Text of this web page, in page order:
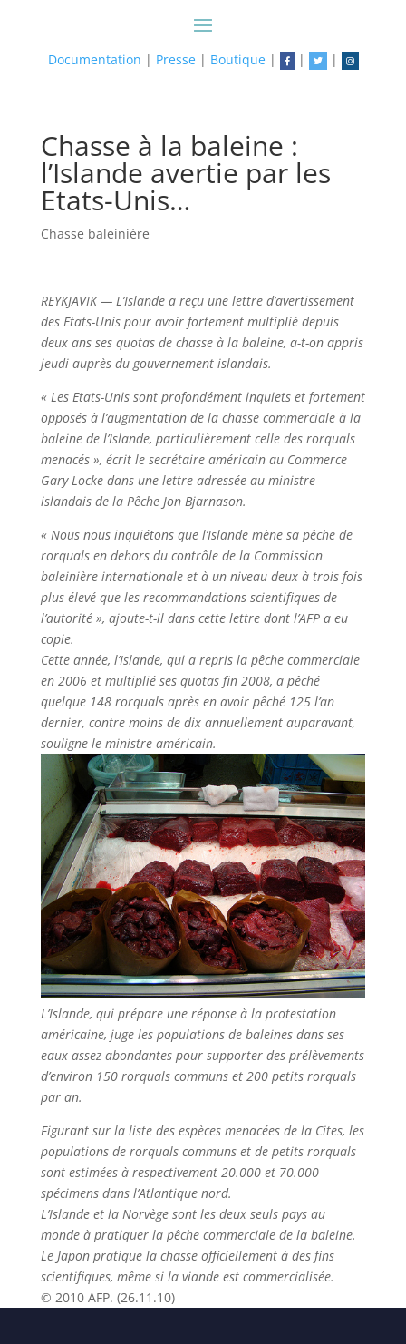
Documentation | Presse| Boutique| | |
Chasse à la baleine :
l’Islande avertie par les
Etats-Unis…
Chasse baleinière
REYKJAVIK — L’Islande a reçu une lettre d’avertissement
des Etats-Unis pour avoir fortement multiplié depuis
deux ans ses quotas de chasse à la baleine, a-t-on appris
jeudi auprès du gouvernement islandais.
« Les Etats-Unis sont profondément inquiets et fortement
opposés à l’augmentation de la chasse commerciale à la
baleine de l’Islande, particulièrement celle des rorquals
menacés », écrit le secrétaire américain au Commerce
Gary Locke dans une lettre adressée au ministre
islandais de la Pêche Jon Bjarnason.
« Nous nous inquiétons que l’Islande mène sa pêche de
rorquals en dehors du contrôle de la Commission
baleinière internationale et à un niveau deux à trois fois
plus élevé que les recommandations scientifiques de
l’autorité », ajoute-t-il dans cette lettre dont l’AFP a eu
copie.
Cette année, l’Islande, qui a repris la pêche commerciale
en 2006 et multiplié ses quotas fin 2008, a pêché
quelque 148 rorquals après en avoir pêché 125 l’an
dernier, contre moins de dix annuellement auparavant,
souligne le ministre américain.
L’Islande, qui prépare une réponse à la protestation
américaine, juge les populations de baleines dans ses
eaux assez abondantes pour supporter des prélèvements
d’environ 150 rorquals communs et 200 petits rorquals
par an.
Figurant sur la liste des espèces menacées de la Cites, les
populations de rorquals communs et de petits rorquals
sont estimées à respectivement 20.000 et 70.000
spécimens dans l’Atlantique nord.
L’Islande et la Norvège sont les deux seuls pays au
monde à pratiquer la pêche commerciale de la baleine.
Le Japon pratique la chasse officiellement à des fins
scientifiques, même si la viande est commercialisée.
© 2010 AFP. (26.11.10)